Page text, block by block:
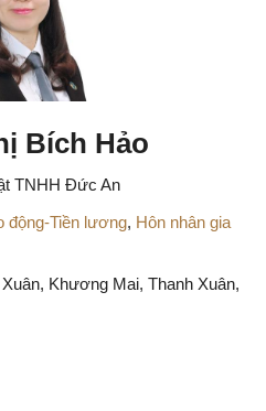
Bích Hảo
TNHH Đức An
động-Tiền lương, Hôn nhân gia
Khương Mai, Thanh Xuân,